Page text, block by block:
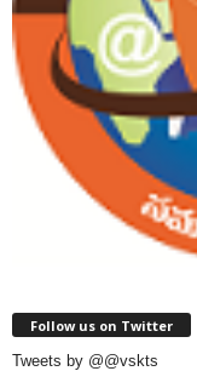
Follow us on Twitter
Tweets by @@vskts